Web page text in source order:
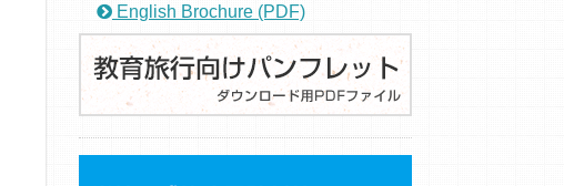
English Brochure (PDF)